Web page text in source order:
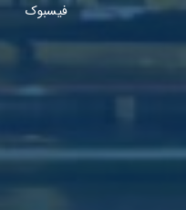
فیسبوک